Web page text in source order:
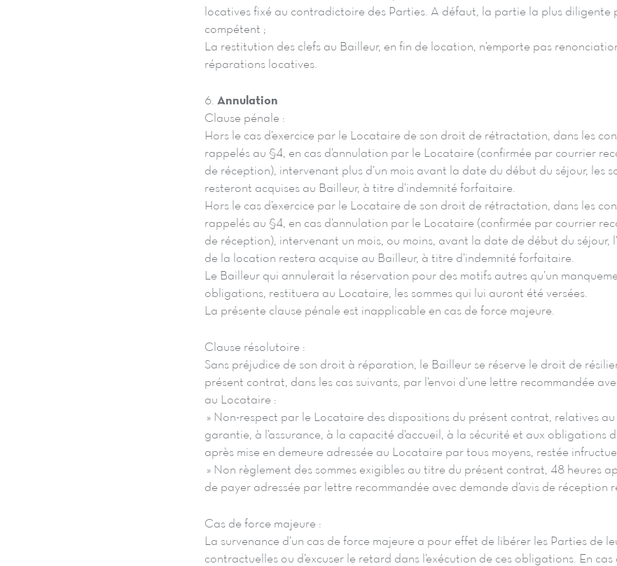
locatives fixé au contradictoire des Parties. A défaut, la partie la plus diligente
compétent ;
La restitution des clefs au Bailleur, en fin de location, n’emporte pas
réparations locatives.
6. Annulation
Clause pénale :
Hors le cas d’exercice par le Locataire de son droit de rétractation, dans les
rappelés au §4, en cas d’annulation par le Locataire (confirmée par courrier
de réception), intervenant plus d’un mois avant la date du début du séjour, les
resteront acquises au Bailleur, à titre d’indemnité forfaitaire.
Hors le cas d’exercice par le Locataire de son droit de rétractation, dans les
rappelés au §4, en cas d’annulation par le Locataire (confirmée par courrier
de réception), intervenant un mois, ou moins, avant la date de début du séjour,
de la location restera acquise au Bailleur, à titre d’indemnité forfaitaire.
Le Bailleur qui annulerait la réservation pour des motifs autres qu’un
obligations, restituera au Locataire, les sommes qui lui auront été versées.
La présente clause pénale est inapplicable en cas de force majeure.
Clause résolutoire :
Sans préjudice de son droit à réparation, le Bailleur se réserve le droit de
présent contrat, dans les cas suivants, par l’envoi d’une lettre recommandée
au Locataire :
» Non-respect par le Locataire des dispositions du présent contrat, relatives
garantie, à l’assurance, à la capacité d’accueil, à la sécurité et aux obligations
après mise en demeure adressée au Locataire par tous moyens, restée
» Non règlement des sommes exigibles au titre du présent contrat, 48 heures
de payer adressée par lettre recommandée avec demande d’avis de réception
Cas de force majeure :
La survenance d’un cas de force majeure a pour effet de libérer les Parties de
contractuelles ou d’excuser le retard dans l’exécution de ces obligations. En cas